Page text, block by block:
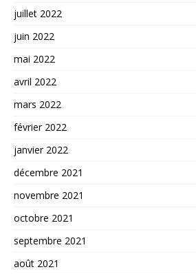
juillet 2022
juin 2022
mai 2022
avril 2022
mars 2022
février 2022
janvier 2022
décembre 2021
novembre 2021
octobre 2021
septembre 2021
août 2021